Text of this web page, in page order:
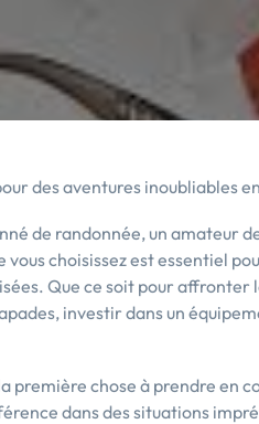
des aventures inoubliables
de randonnée, un amateur
choisissez est essentiel
Que ce soit pour affronter
investir dans un
première chose à prendre en
dans des situations